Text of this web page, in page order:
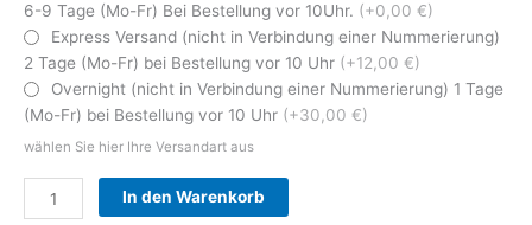
6-9 Tage (Mo-Fr) Bei Bestellung vor 10Uhr. (+0,00 €)
Express Versand (nicht in Verbindung einer Nummerierung)
2 Tage (Mo-Fr) bei Bestellung vor 10 Uhr (+12,00 €)
Overnight (nicht in Verbindung einer Nummerierung) 1 Tage
(Mo-Fr) bei Bestellung vor 10 Uhr (+30,00 €)
wählen Sie hier Ihre Versandart aus
In den Warenkorb